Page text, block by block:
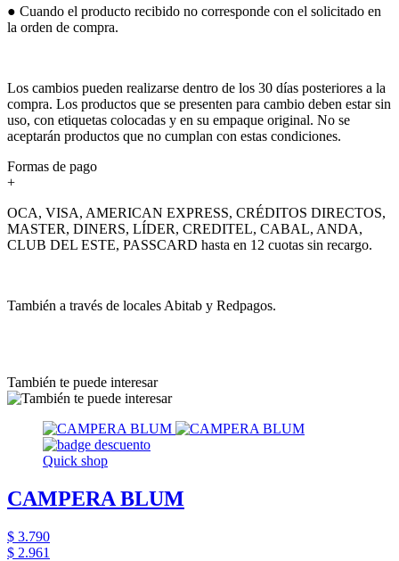
● Cuando el producto recibido no corresponde con el solicitado en
la orden de compra.
Los cambios pueden realizarse dentro de los 30 días posteriores a la
compra. Los productos que se presenten para cambio deben estar sin
uso, con etiquetas colocadas y en su empaque original. No se
aceptarán productos que no cumplan con estas condiciones.
Formas de pago
+
OCA, VISA, AMERICAN EXPRESS, CRÉDITOS DIRECTOS,
MASTER, DINERS, LÍDER, CREDITEL, CABAL, ANDA,
CLUB DEL ESTE, PASSCARD hasta en 12 cuotas sin recargo.
También a través de locales Abitab y Redpagos.
También te puede interesar
Quick shop
CAMPERA BLUM
$ 3.790
$ 2.961